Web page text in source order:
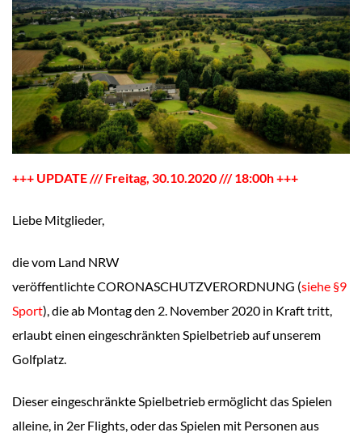
+++ UPDATE /// Freitag, 30.10.2020 /// 18:00h +++
Liebe Mitglieder,
die vom Land NRW
veröffentlichte CORONASCHUTZVERORDNUNG (siehe §9
Sport), die ab Montag den 2. November 2020 in Kraft tritt,
erlaubt einen eingeschränkten Spielbetrieb auf unserem
Golfplatz.
Dieser eingeschränkte Spielbetrieb ermöglicht das Spielen
alleine, in 2er Flights, oder das Spielen mit Personen aus